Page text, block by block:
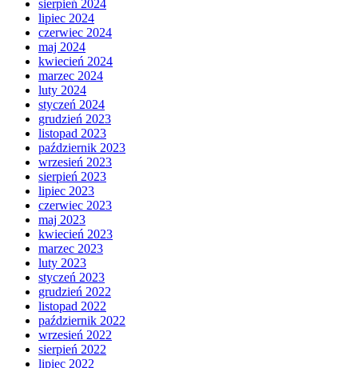
sierpień 2024
lipiec 2024
czerwiec 2024
maj 2024
kwiecień 2024
marzec 2024
luty 2024
styczeń 2024
grudzień 2023
listopad 2023
październik 2023
wrzesień 2023
sierpień 2023
lipiec 2023
czerwiec 2023
maj 2023
kwiecień 2023
marzec 2023
luty 2023
styczeń 2023
grudzień 2022
listopad 2022
październik 2022
wrzesień 2022
sierpień 2022
lipiec 2022